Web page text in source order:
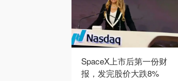
SpaceX上市后第一份财
报，发完股价大跌8%